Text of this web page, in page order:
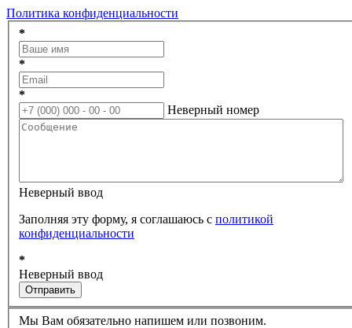
Политика конфиденциальности
*
*
*
Неверный номер
Неверный ввод
Заполняя эту форму, я соглашаюсь с политикой
конфиденциальности
*
Неверный ввод
Отправить
Мы Вам обязательно напишем или позвоним.